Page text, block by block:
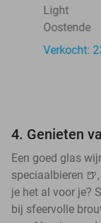
Light
Oostende
Verkocht:
4. Genieten
Een goed glas
speciaalbieren
je het al voor je?
bij sfeervolle